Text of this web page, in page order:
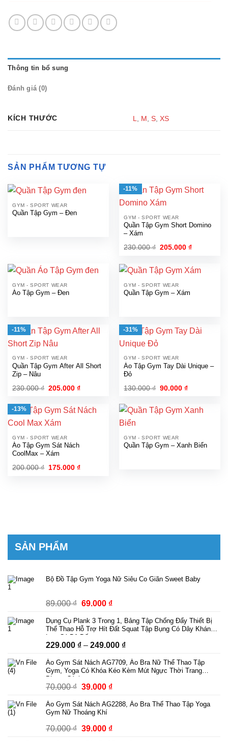
Thông tin bổ sung
Đánh giá (0)
KÍCH THƯỚC L, M,S,XS
SẢN PHẨM TƯƠNG TỰ
GYM - SPORT WEAR
Quần Tập Gym – Đen
-11%
GYM - SPORT WEAR
Quần Tập Gym Short Domino
– Xám
230.000₫ Giá
230.000 ₫.
205.000₫Giá
là:
205.000 ₫.
GYM - SPORT WEAR
Áo Tập Gym – Đen
GYM - SPORT WEAR
Quần Tập Gym – Xám
-11%
GYM - SPORT WEAR
Quần Tập Gym After All Short
Zip – Nâu
230.000₫ Giá
230.000 ₫.
205.000₫Giá
là:
205.000 ₫.
-31%
GYM - SPORT WEAR
Áo Tập Gym Tay Dài Unique –
Đỏ
130.000₫ Giá
130.000 ₫.
90.000₫Giá
là:
90.000 ₫.
-13%
GYM - SPORT WEAR
Áo Tập Gym Sát Nách
CoolMax – Xám
200.000₫ Giá
175.000₫Giá
GYM - SPORT WEAR
Quần Tập Gym – Xanh Biển
SẢN PHẨM
Bộ Đồ Tập Gym Yoga Nữ Siêu Co Giãn Sweet Baby
89.000₫ Giá
là:
89.000 ₫.
69.000 ₫Giá
tại
69.000 ₫.
Dụng Cụ Plank 3 Trong 1, Bảng Tập Chống Đẩy Thiết Bị
Thể Thao Hỗ Trợ Hít Đất Squat Tập Bụng Có Dây Kháng
Lực Có Bộ Đếm
229.000 ₫ – 249.000 ₫Khoảng
từ
229.000 ₫
Áo Gym Sát Nách AG7709, Áo Bra Nữ Thể Thao Tập
Gym, Yoga Có Khóa Kéo Kèm Mút Ngực Thời Trang
Phong Cách
70.000₫ Giá
là:
70.000 ₫.
39.000 ₫Giá
tại
39.000 ₫.
Áo Gym Sát Nách AG2288, Áo Bra Thể Thao Tập Yoga
Gym Nữ Thoáng Khí
70.000₫ Giá
39.000 ₫Giá